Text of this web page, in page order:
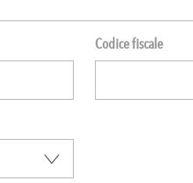
Codice fiscale